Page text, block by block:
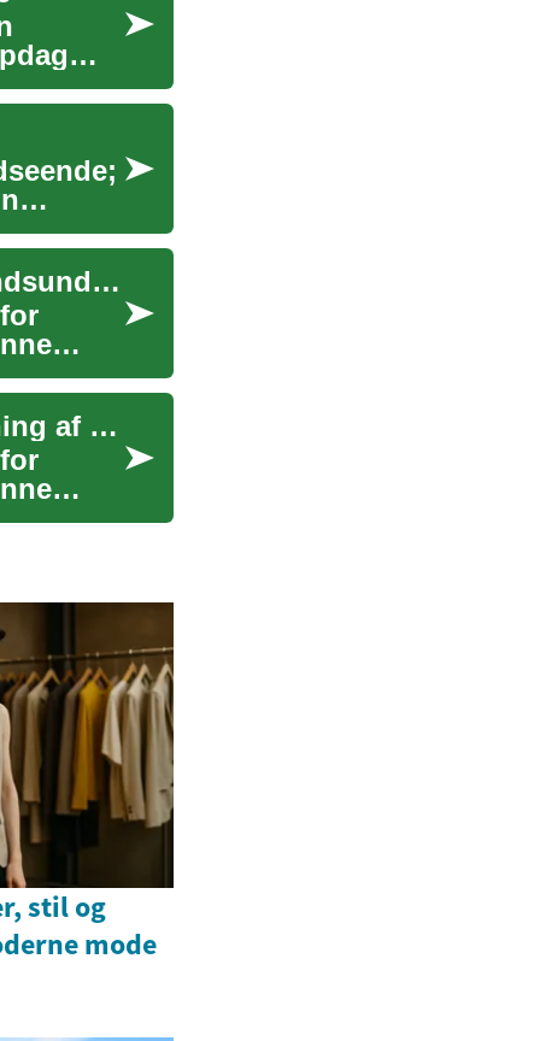
Tandimplantater: En omfattende guide til din tandsundhed
Tandimplantater: En omfattende guide til erstatning af mistede tænder
stil og
mode